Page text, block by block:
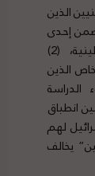
الذين
ضمن إحدى
ثلاث فئات: (1) أفراد قوى الأمن الفلسطينية، (2)
المسلحة، (3) الأشخاص الذين
انطباق
لهم
يخالف